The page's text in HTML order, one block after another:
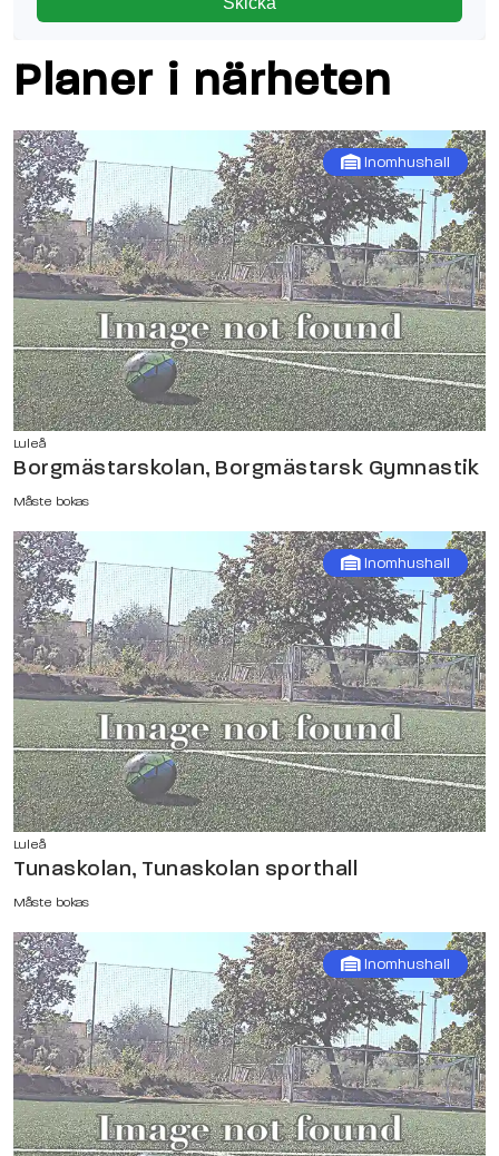
Planer i närheten
Inomhushall
Luleå
Borgmästarskolan, Borgmästarsk Gymnastik
Måste bokas
Inomhushall
Luleå
Tunaskolan, Tunaskolan sporthall
Måste bokas
Inomhushall